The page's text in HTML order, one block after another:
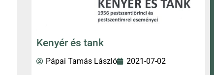
Kenyér és tank
Pápai Tamás László 2021-07-02